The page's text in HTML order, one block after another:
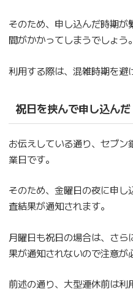
そのため、申し込んだ時期
間がかかってしまうでしょう。
利用する際は、混雑時期を避
祝日を挟んで申し込んだ
お伝えしている通り、セブ
業日です。
そのため、金曜日の夜に申
査結果が通知されます。
月曜日も祝日の場合は、さ
果が通知されないので注意が
前述の通り、大型連休前は